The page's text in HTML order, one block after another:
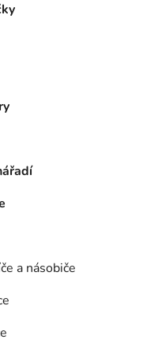
a násobiče